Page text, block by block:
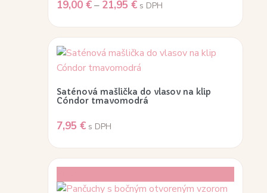
19,00 €– 21,95 € s DPH
Saténová mašlička do vlasov na klip
Cóndor tmavomodrá
7,95 € s DPH